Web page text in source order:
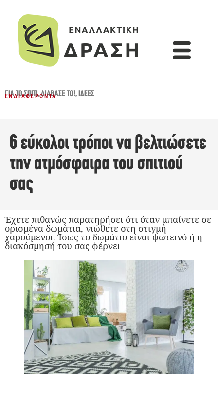
ΓΙΑ ΤΟ ΣΠΊΤΙ,ΔΙΆΒΑΣΈ ΤΟ!,ΙΔΈΕΣ
ΕΝΔΙΑΦΈΡΟΝΤΑ
6 εύκολοι τρόποι να βελτιώσετε
την ατμόσφαιρα του σπιτιού
σας
Έχετε πιθανώς παρατηρήσει ότι όταν μπαίνετε σε
ορισμένα δωμάτια, νιώθετε στη στιγμή
χαρούμενοι. Ίσως το δωμάτιο είναι φωτεινό ή η
διακόσμησή του σας φέρνει